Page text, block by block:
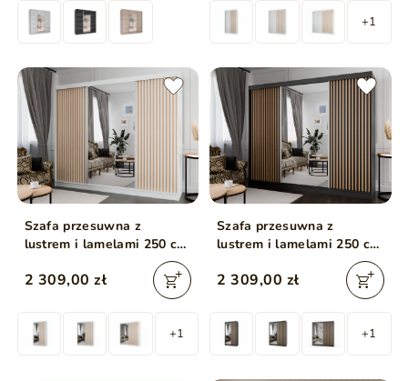
+1
Szafa przesuwna z
lustrem i lamelami 250 cm
2 309,00 zł
+1
Szafa przesuwna z
lustrem i lamelami 250 cm
2 309,00 zł
+1